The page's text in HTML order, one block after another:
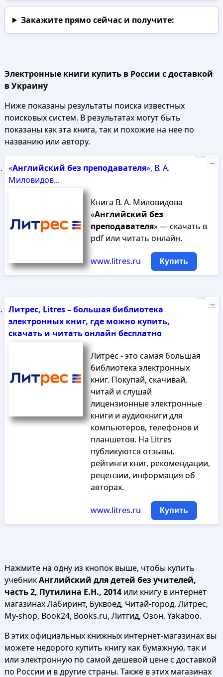
Закажите прямо сейчаси получите:
Электронные книги купить в России с доставкой
в Украину
Ниже показаны результаты поиска известных
поисковых систем. В результатах могут быть
показаны как эта книга, так и похожие на нее по
названию или автору.
«Английский без преподавателя», В. А.
Миловидов...
Книга В. А. Миловидова
«Английский без
преподавателя» — скачать в
pdf или читать онлайн.
www.litres.ru Купить
Реклама
...
Литрес, Litres – большая библиотека
электронных книг, где можно купить,
скачать и читать онлайн бесплатно
Литрес - это самая большая
библиотека электронных
книг. Покупай, скачивай,
читай и слушай
лицензионные электронные
книги и аудиокниги для
компьютеров, телефонов и
планшетов. На Litres
публикуются отзывы,
рейтинги книг, рекомендации,
рецензии, информация об
авторах.
www.litres.ru Купить
Реклама
...
Нажмите на одну из кнопок выше, чтобы купить
учебникАнглийский для детей без учителей,
часть 2, Путилина Е.Н., 2014или книгу в интернет
магазинах Лабиринт, Буквоед, Читай-город, Литрес,
My-shop, Book24, Books.ru, Литгид, Озон, Yakaboo.
В этих официальных книжных интернет-магазинах вы
можете недорого купить книгу как бумажную, так и
или электронную по самой дешевой цене с доставкой
по России и в другие страны. Также в этих магазинах